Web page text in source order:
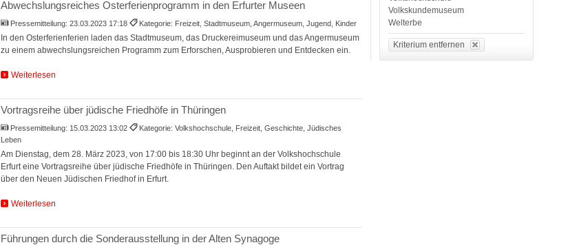
Abwechslungsreiches Osterferienprogramm in den Erfurter Museen
Pressemitteilung:23.03.2023 17:18 Kategorie: Freizeit, Stadtmuseum, Angermuseum, Jugend, Kinder
In den Osterferienferien laden das Stadtmuseum, das Druckereimuseum und das Angermuseum
zu einem abwechslungsreichen Programm zum Erforschen, Ausprobieren und Entdecken ein.
Weiterlesen
Vortragsreihe über jüdische Friedhöfe in Thüringen
Pressemitteilung: 15.03.2023 13:02
Kategorie: Volkshochschule, Freizeit, Geschichte, Jüdisches
Leben
Am Dienstag, dem 28. März 2023, von 17:00 bis 18:30 Uhr beginnt an der Volkshochschule
Erfurt eine Vortragsreihe über jüdische Friedhöfe in Thüringen. Den Auftakt bildet ein Vortrag
über den Neuen Jüdischen Friedhof in Erfurt.
Weiterlesen
Führungen durch die Sonderausstellung in der Alten Synagoge
Volkskundemuseum
Welterbe
Kriterium entfernen